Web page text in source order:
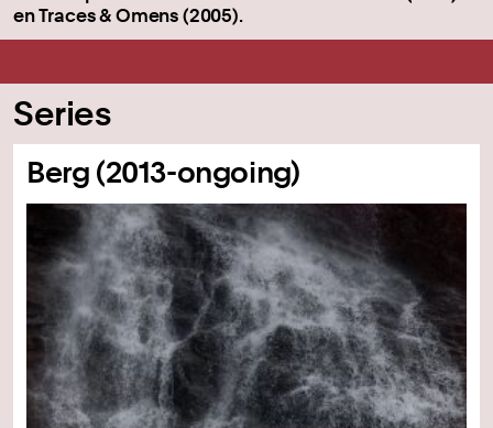
en Traces & Omens (2005).
Series
Berg (2013-ongoing)